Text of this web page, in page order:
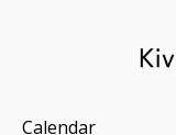
Calendar